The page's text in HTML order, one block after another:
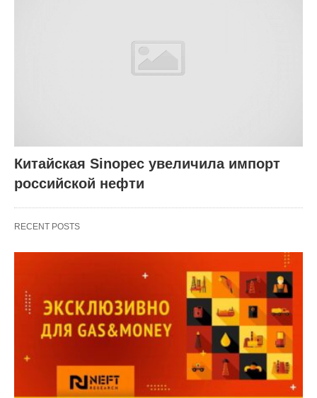
Китайская Sinopec увеличила импорт
российской нефти
RECENT POSTS